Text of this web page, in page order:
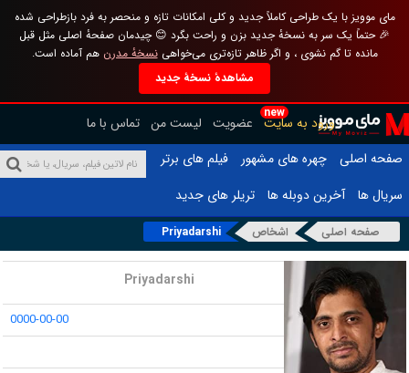
مای موویز با یک طراحی کاملاً جدید و کلی امکانات تازه و منحصر به فرد بازطراحی شده
🎉 حتماً یک سر به نسخهٔ جدید بزن و راحت بگرد 😊 چیدمان صفحهٔ اصلی مثل قبل
مانده تا گم نشوی ، و اگر ظاهر تازه‌تری می‌خواهینسخهٔ مدرن هم آماده است.
مشاهدهٔ نسخهٔ جدید
new
ورود به سایت عضویت لیست من تماس با ما
صفحه اصلی
چهره های مشهور
فیلم های برتر
سریال ها
آخرین دوبله ها تریلر های جدید
صفحه اصلی اشخاص Priyadarshi
Priyadarshi
تاریخ تولد :
0000-00-00
محل تولد :